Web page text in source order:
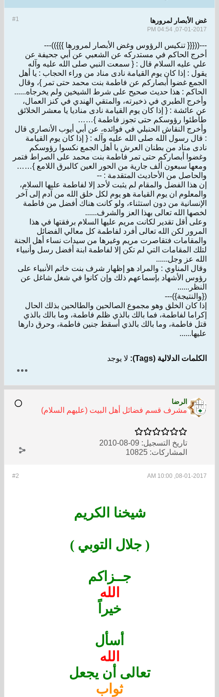
#1 غض الأبصار لمرورها
07-01-2017, 04:54 PM
---(({{{ تنكيس الرؤوس وغض الأبصار لمرورها }}}))---
أخرج الحاكم في مستدركه عن الشعبي عن أبي جحيفة عن
علي عليه السلام قال : { سمعت النبي صلى الله عليه وآله
يقول : إذا كان يوم القيامة نادى مناد من وراء الحجاب : يا أهل
الجمع غضوا أبصاركم عن فاطمة بنت محمد حتى تمر }، وقال
الحاكم : هذا حديث صحيح على شرط الشيخين ولم يخرجاه......
وأخرج الطبري في ذخيرته، والمتقي الهندي في كنز العمال،
عن عائشة : { إذا كان يوم القيامة نادى مناديا يا معشر الخلائق
طأطئوا رؤوسكم حتى تجوز فاطمة }……
وأخرج النقاش الحنبلي في فوائده، عن أبي أيوب الأنصاري قال
: قال رسول الله صلى الله عليه وآله : { إذا كان يوم القيامة
نادى مناد من بطنان العرش يا أهل الجمع نكسوا رؤوسكم
وغضوا أبصاركم حتى تمر فاطمة بنت محمد على الصراط فتمر
ومعها سبعون ألف جارية من الحور العين كالبرق اللامع }……
والحاصل من الأحاديث المتقدمة : --
إن هذا الفضل والمقام لم يثبت لأحد إلا لفاطمة عليها السلام،
والمعلوم ان يوم القيامة هو يوم لكل خلق الله من آدم إلى آخر
الإنسانية من دون استثناء، ولو كانت هناك أفضل من فاطمة
لخصها الله تعالى بهذا العز والشرف......
وعلى أقل تقدير لكانت مريم عليها السلام برفقتها في هذا
المرور لكن الله تعالى أفرد لفاطمة كل معالي الفضائل
والمقامات فتقاصرت مريم وغيرها من سيدات نساء أهل الجنة
لتلك المقامات التي لم تكن إلا لفاطمة ابنة أفضل رسل وأنبياء
الله عز وجل......
وقال المناوي : والمراد هو إظهار شرف بنت خاتم الأنبياء على
رؤوس الأشهاد بإسماعهم ذلك وإن كانوا في شغل شاغل عن
النظر......
({والنتيجة})---
إذا كان الخلق وهو مجموع الصالحين والطالحين بذلك الحال
إكراما لفاطمة، فما بالك بالذي ظلم فاطمة، وما بالك بالذي
قتل فاطمة، وما بالك بالذي أسقط جنين فاطمة، وحرق دارها
عليها......
الكلمات الدلالية (Tags): لا يوجد
الرضا
مشرف قسم فضائل أهل البيت (عليهم السلام)
تاريخ التسجيل: 09-08-2010
المشاركات: 10825
#2 08-01-2017, 10:00 AM
شيخنا الكريم
( جلال التوبي )
جــزاكم
الله
خيراً
أسأل
الله
تعالى أن يجعل
ثواب